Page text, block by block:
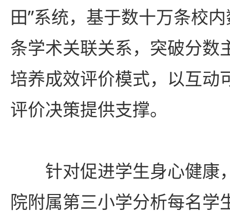
田”系统，基于数十万条校
条学术关联关系，突破分数
培养成效评价模式，以互动
评价决策提供支撑。
针对促进学生身心健康
院附属第三小学分析每名学